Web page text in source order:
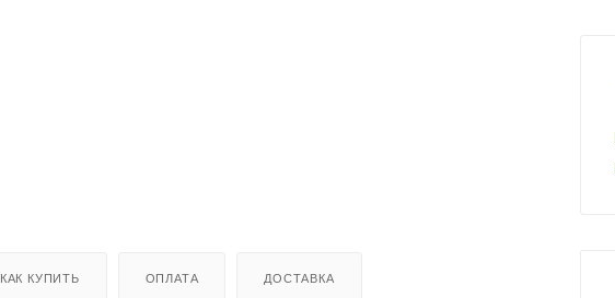
КАК КУПИТЬ ОПЛАТА ДОСТАВКА